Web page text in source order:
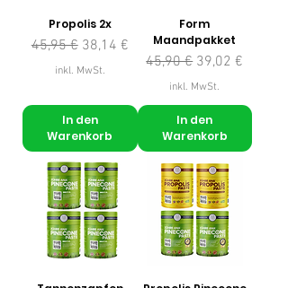
Propolis 2x
Standardpreis
45,95 € Sale-Preis
38,14 €
inkl. MwSt.
In den
Warenkorb
Form
Maandpakket
Standardpreis
45,90 € Sale-Preis
39,02 €
inkl. MwSt.
In den
Warenkorb